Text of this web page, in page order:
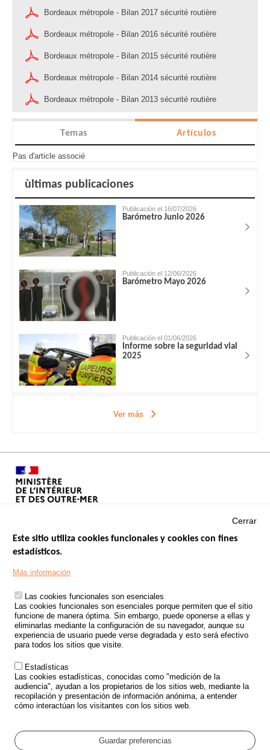
Bordeaux métropole - Bilan 2017 sécurité routière
Bordeaux métropole - Bilan 2016 sécurité routière
Bordeaux métropole - Bilan 2015 sécurité routière
Bordeaux métropole - Bilan 2014 sécurité routière
Bordeaux métropole - Bilan 2013 sécurité routière
Temas Artículos
Pas d'article associé
ùltimas publicaciones
Publicación el 16/07/2026
Barómetro Junio 2026
Publicación el 12/06/2026
Barómetro Mayo 2026
Publicación el 01/06/2026
Informe sobre la seguridad vial
2025
Ver más
Footer
TRATAMIENTO DE DATOS PERSONALES PROCEDENTES DE
ACCIDENTES DE TRÁFICO
ESTUDIOS
CONVOCATORIA DE PROYECTOS DE ESTUDIOS
POLÍTICA DE SEGURIDAD VIAL
Outils
EVENTOS
GLOSARIO
Cerrar
Este sitio utiliza cookies funcionales y cookies con fines
estadísticos.
Más información
Las cookies funcionales son esenciales
Las cookies funcionales son esenciales porque permiten que el sitio
funcione de manera óptima. Sin embargo, puede oponerse a ellas y
eliminarlas mediante la configuración de su navegador, aunque su
experiencia de usuario puede verse degradada y esto será efectivo
para todos los sitios que visite.
Estadísticas
Las cookies estadísticas, conocidas como "medición de la
audiencia", ayudan a los propietarios de los sitios web, mediante la
recopilación y presentación de información anónima, a entender
cómo interactúan los visitantes con los sitios web.
Guardar preferencias